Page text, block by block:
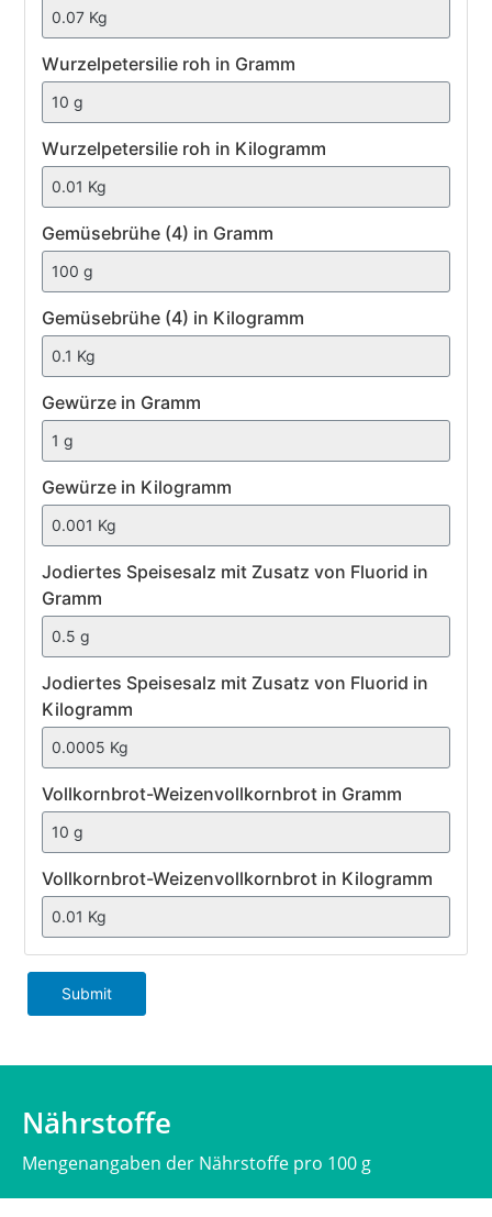
Wurzelpetersilie
roh
Wurzelpetersilie roh in Gramm
Wurzelpetersilie roh in Kilogramm
Gemüsebrühe
(4)
Gemüsebrühe (4) in Gramm
Gemüsebrühe (4) in Kilogramm
Gewürze
Gewürze in Gramm
Gewürze in Kilogramm
Jodiertes
Speisesalz
mit
Zusatz
von
Fluorid
Jodiertes Speisesalz mit Zusatz von Fluorid in
Gramm
Jodiertes Speisesalz mit Zusatz von Fluorid in
Kilogramm
Vollkornbrot-
Weizenvollkornbrot
Vollkornbrot-Weizenvollkornbrot in Gramm
Vollkornbrot-Weizenvollkornbrot in Kilogramm
Submit
Nährstoffe
Mengenangaben der Nährstoffe pro 100 g